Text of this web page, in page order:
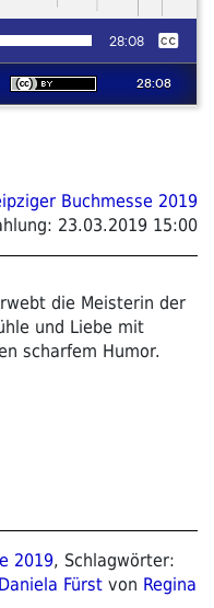
Buchmesse 2019
23.03.2019 15:00
die Meisterin der
und Liebe mit
scharfem Humor.
2019, Schlagwörter:
Daniela Fürst von Regina